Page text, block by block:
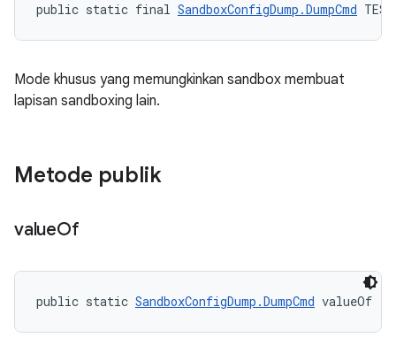
public static final SandboxConfigDump.DumpCmd
Mode khusus yang memungkinkan sandbox membuat
lapisan sandboxing lain.
Metode publik
valueOf
public static SandboxConfigDump.DumpCmd valueOf